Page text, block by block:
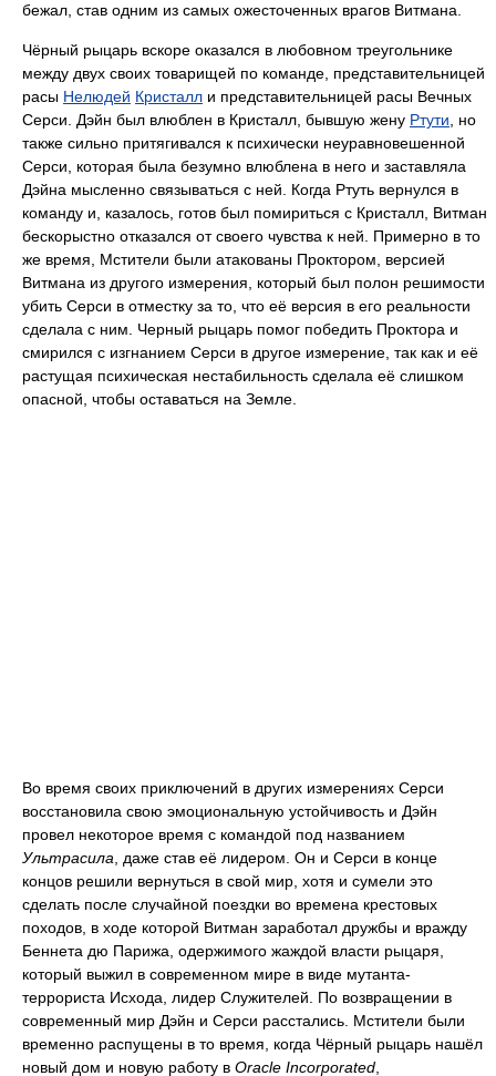
бежал, став одним из самых ожесточенных врагов Витмана.
Чёрный рыцарь вскоре оказался в любовном треугольнике
между двух своих товарищей по команде, представительницей
расы Нелюдей Кристалл и представительницей расы Вечных
Серси. Дэйн был влюблен в Кристалл, бывшую жену Ртути , но
также сильно притягивался к психически неуравновешенной
Серси, которая была безумно влюблена в него и заставляла
Дэйна мысленно связываться с ней. Когда Ртуть вернулся в
команду и, казалось, готов был помириться с Кристалл, Витман
бескорыстно отказался от своего чувства к ней. Примерно в то
же время, Мстители были атакованы Проктором, версией
Витмана из другого измерения, который был полон решимости
убить Серси в отместку за то, что её версия в его реальности
сделала с ним. Черный рыцарь помог победить Проктора и
смирился с изгнанием Серси в другое измерение, так как и её
растущая психическая нестабильность сделала её слишком
опасной, чтобы оставаться на Земле.
Во время своих приключений в других измерениях Серси
восстановила свою эмоциональную устойчивость и Дэйн
провел некоторое время с командой под названием
Ультрасила , даже став её лидером. Он и Серси в конце
концов решили вернуться в свой мир, хотя и сумели это
сделать после случайной поездки во времена крестовых
походов, в ходе которой Витман заработал дружбы и вражду
Беннета дю Парижа, одержимого жаждой власти рыцаря,
который выжил в современном мире в виде мутанта-
террориста Исхода, лидер Служителей. По возвращении в
современный мир Дэйн и Серси расстались. Мстители были
временно распущены в то время, когда Чёрный рыцарь нашёл
новый дом и новую работу в Oracle Incorporated